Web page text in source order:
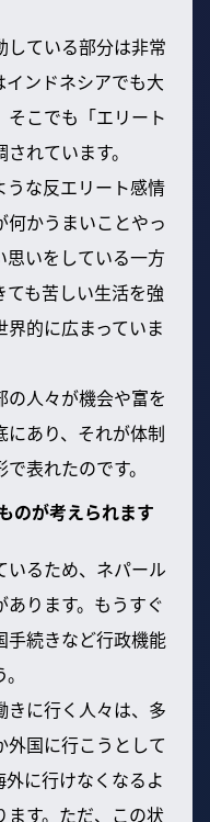
している部分は非常
ンドネシアでも大
こでも「エリート
れています。
うな反エリート感情
何かうまいことやっ
思いをしている一方
も苦しい生活を強
的に広まっていま
人々が機会や富を
あり、それが体制
表れたのです。
のが考えられます
いるため、ネパール
ります。もうすぐ
手続きなど行政機能
きに行く人々は、多
外国に行こうとして
に行けなくなるよ
ます。ただ、この状